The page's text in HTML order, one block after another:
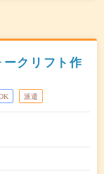
ークリフト作
派遣